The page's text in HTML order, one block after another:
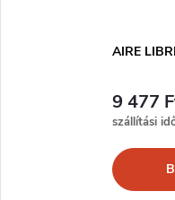
AIRE
9 477
szállítási